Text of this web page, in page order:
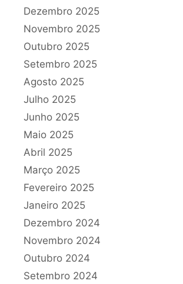
Dezembro 2025
Novembro 2025
Outubro 2025
Setembro 2025
Agosto 2025
Julho 2025
Junho 2025
Maio 2025
Abril 2025
Março 2025
Fevereiro 2025
Janeiro 2025
Dezembro 2024
Novembro 2024
Outubro 2024
Setembro 2024